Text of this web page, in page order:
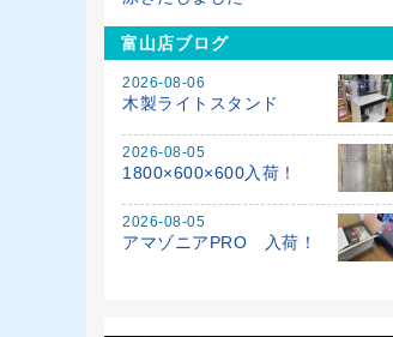
富山店ブログ
2026-08-06
木製ライトスタンド
2026-08-05
1800×600×600入荷！
2026-08-05
アマゾニアPRO 入荷！